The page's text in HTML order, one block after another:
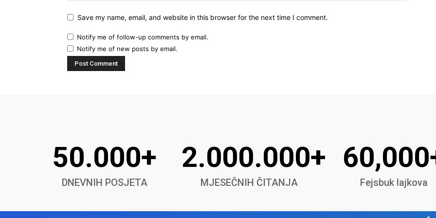
Save my name, email, and website in this browser for the next time I comment.
Notify me of follow-up comments by email.
Notify me of new posts by email.
50.000+
DNEVNIH POSJETA
2.000.000+
MJESEČNIH ČITANJA Fejsbuk lajkova